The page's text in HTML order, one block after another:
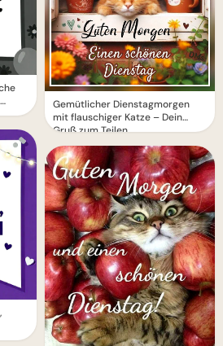
Gemütlicher Dienstagmorgen
mit flauschiger Katze – Dein
Gruß zum Teilen